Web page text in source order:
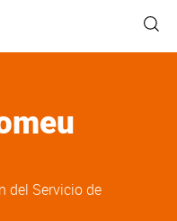
del Servicio de